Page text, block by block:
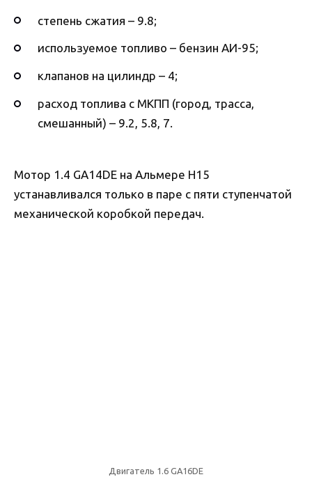
степень сжатия – 9.8;
используемое топливо – бензин АИ-95;
клапанов на цилиндр – 4;
расход топлива с МКПП (город, трасса,
смешанный) – 9.2, 5.8, 7.
Мотор 1.4 GA14DE на Альмере Н15
устанавливался только в паре с пяти ступенчатой
механической коробкой передач.
Двигатель 1.6 GA16DE